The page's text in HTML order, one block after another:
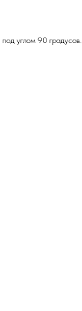
углом 90 градусов.